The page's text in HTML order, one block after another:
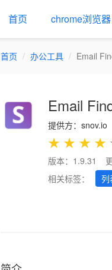
首页 chrome浏览器
首页 办公工具 Email
Email
提供方：snov.io
★ ★ ★ ★
版本：1.9.31
相关标签：
列